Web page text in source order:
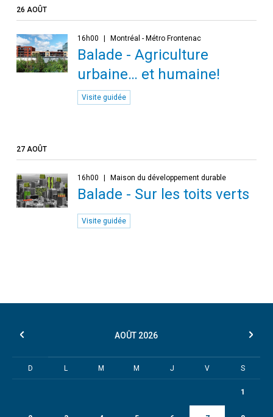
26 AOÛT
16h00 Montréal - Métro Frontenac
Balade - Agriculture
urbaine… et humaine!
Visite guidée
27 AOÛT
16h00 Maison du développement durable
Balade - Sur les toits verts
Visite guidée
AOÛT 2026
D L M M J V S
1